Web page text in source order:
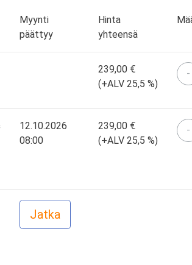
Myynti
päättyy
Hinta
yhteensä
239,00 €
(+ALV 25,5 %)
-
12.10.2026
08:00
239,00 €
(+ALV 25,5 %)
-